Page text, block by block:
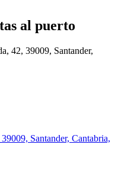
al puerto
42, 39009, Santander,
Santander, Cantabria,